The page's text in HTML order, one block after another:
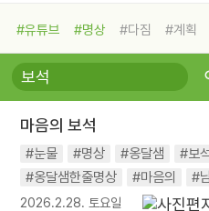
#유튜브 #명상 #다짐 #계획
#비전캠프
#독서캠프 #삶
#희망
#나눔 #친구 #링컨학교
#독서
#건강
마음의 보석
#눈물 #명상 #옹달샘 #보석
#옹달샘한줄명상
#마음의 #
2026.2.28. 토요일